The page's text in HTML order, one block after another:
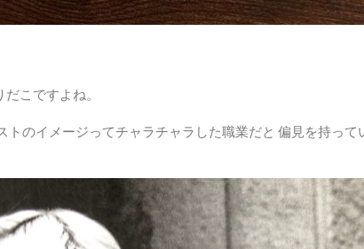
こですよね。
トのイメージってチャラチャラした職業だと 偏見を持って